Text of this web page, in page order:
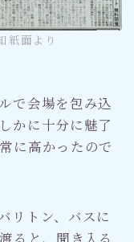
紙面より
で会場を包み込
かに十分に魅了
に高かったので
リトン、バスに